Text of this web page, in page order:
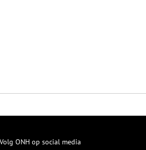
Volg ONH op social media